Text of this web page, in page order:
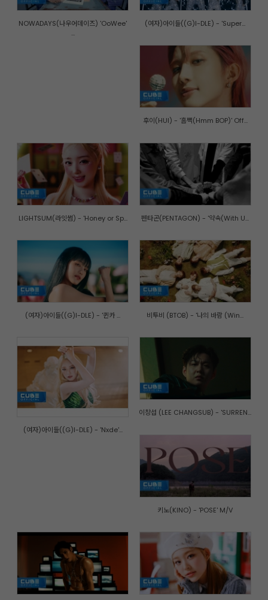
NOWADAYS(나우어데이즈) 'OoWee'
...
(여자)아이들((G)I-DLE) - 'Super...
후이(HUI) - '흠뻑(Hmm BOP)' Off...
LIGHTSUM(라잇썸) - 'Honey or Sp... 펜타곤(PENTAGON) - '약속(With U...
(여자)아이들((G)I-DLE) - '퀸카 ... 비투비 (BTOB) - '나의 바람 (Win...
(여자)아이들((G)I-DLE) - 'Nxde'...
이창섭 (LEE CHANGSUB) - 'SURREN...
키노(KINO) - 'POSE' M/V